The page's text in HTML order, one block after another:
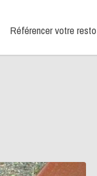
Référencer votre resto